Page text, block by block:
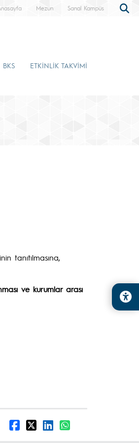
Mezun Sanal Kampüs
BKS ETKİNLİK TAKVİMİ
tanıtılmasına,
ve kurumlar arası